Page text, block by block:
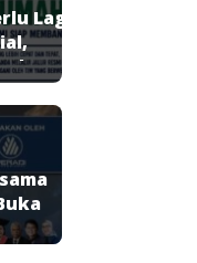
Lagi